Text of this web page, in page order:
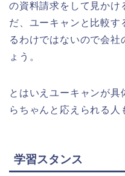
の資料請求をして見かけ
だ、ユーキャンと比較す
るわけではないので会社
ょう。
とはいえユーキャンが具
らちゃんと応えられる人
学習スタンス